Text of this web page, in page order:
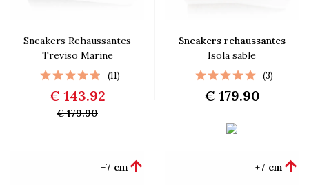
Sneakers Rehaussantes
Treviso Marine
(11)
€ 143.92
€ 179.90
Sneakers rehaussantes
Isola sable
(3)
€ 179.90
+7 cm  +7 cm 